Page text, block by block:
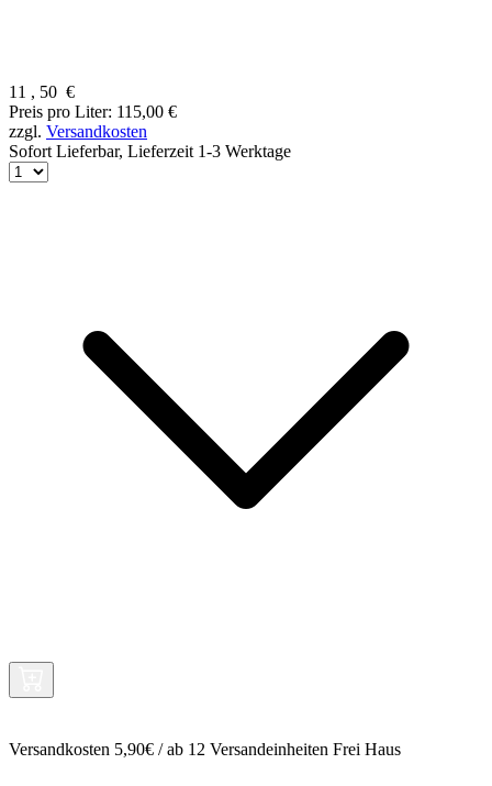
11 , 50 €
Preis pro Liter: 115,00 €
zzgl. Versandkosten
Sofort Lieferbar, Lieferzeit 1-3 Werktage
Versandkosten 5,90€ / ab 12 Versandeinheiten Frei Haus